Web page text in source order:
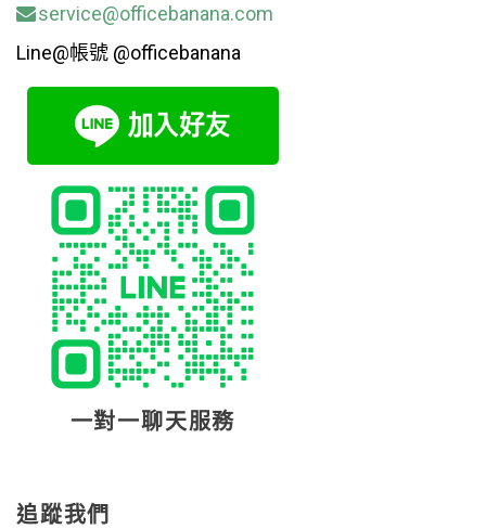
service@officebanana.com
Line@帳號 @officebanana
一對一聊天服務
追蹤我們